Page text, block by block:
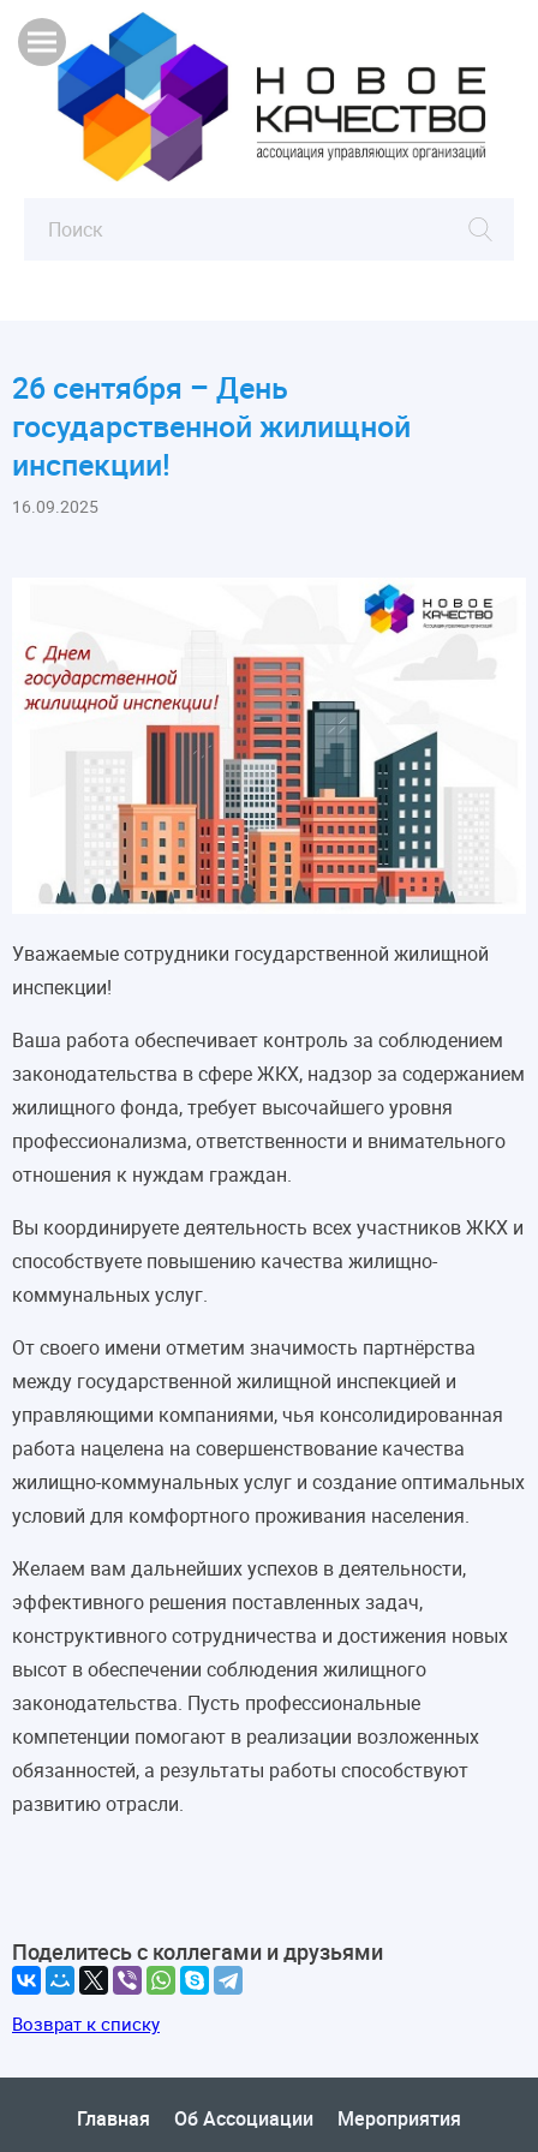
26 сентября – День
государственной жилищной
инспекции!
16.09.2025
Уважаемые сотрудники государственной жилищной
инспекции!
Ваша работа обеспечивает контроль за соблюдением
законодательства в сфере ЖКХ, надзор за содержанием
жилищного фонда, требует высочайшего уровня
профессионализма, ответственности и внимательного
отношения к нуждам граждан.
Вы координируете деятельность всех участников ЖКХ и
способствуете повышению качества жилищно-
коммунальных услуг.
От своего имени отметим значимость партнёрства
между государственной жилищной инспекцией и
управляющими компаниями, чья консолидированная
работа нацелена на совершенствование качества
жилищно-коммунальных услуг и создание оптимальных
условий для комфортного проживания населения.
Желаем вам дальнейших успехов в деятельности,
эффективного решения поставленных задач,
конструктивного сотрудничества и достижения новых
высот в обеспечении соблюдения жилищного
законодательства. Пусть профессиональные
компетенции помогают в реализации возложенных
обязанностей, а результаты работы способствуют
развитию отрасли.
Поделитесь с коллегами и друзьями
Возврат к списку
Главная Об Ассоциации Мероприятия